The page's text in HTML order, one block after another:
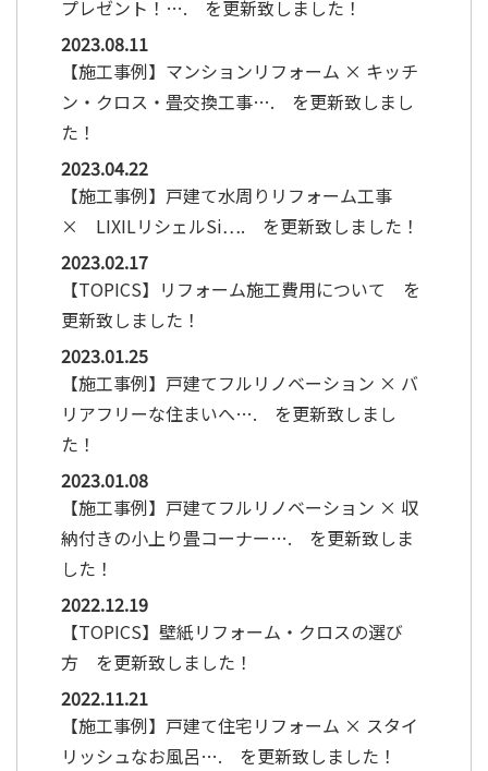
プレゼント！…. を更新致しました！
2023.08.11
【施工事例】マンションリフォーム × キッチ
ン・クロス・畳交換工事…. を更新致しまし
た！
2023.04.22
【施工事例】戸建て水周りリフォーム工事
× LIXILリシェルSi…. を更新致しました！
2023.02.17
【TOPICS】リフォーム施工費用について を
更新致しました！
2023.01.25
【施工事例】戸建てフルリノベーション × バ
リアフリーな住まいへ…. を更新致しまし
た！
2023.01.08
【施工事例】戸建てフルリノベーション × 収
納付きの小上り畳コーナー…. を更新致しま
した！
2022.12.19
【TOPICS】壁紙リフォーム・クロスの選び
方 を更新致しました！
2022.11.21
【施工事例】戸建て住宅リフォーム × スタイ
リッシュなお風呂…. を更新致しました！